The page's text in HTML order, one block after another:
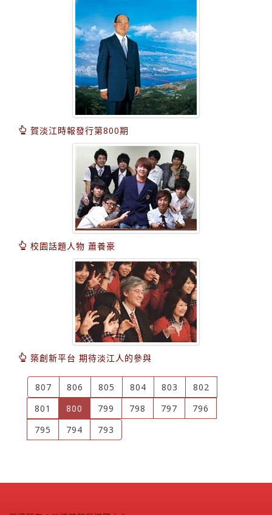
賀淡江時報發行第800期
校園話題人物 蕭養豪
築創新平台 期待淡江人的參與
807 806 805 804 803
802
801
800 (current)
799 798 797
796
795
794 793